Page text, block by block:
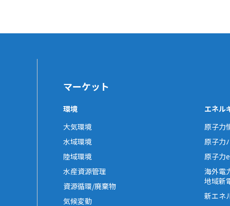
マーケット
環境
大気環境
水域環境
陸域環境
水産資源管理
資源循環/廃棄物
気候変動
エネル
原子力
原子力
原子力
海外電
地域新
新エネ